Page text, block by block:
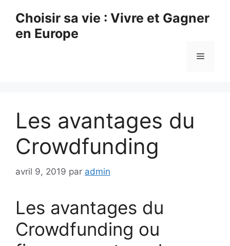
contenu
Choisir sa vie : Vivre et Gagner
en Europe
Menu
Les avantages du
Crowdfunding
avril 9, 2019 par admin
Les avantages du
Crowdfunding ou